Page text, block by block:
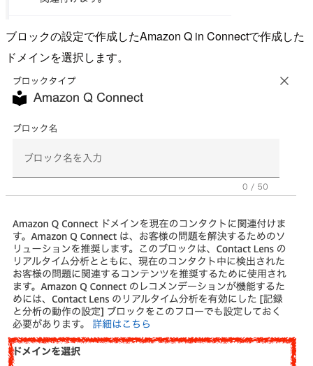
ブロックの設定で作成したAmazon Q in Connectで作成した
ドメインを選択します。